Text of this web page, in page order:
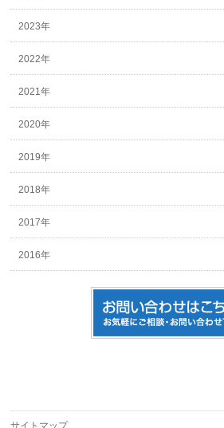
2023年
2022年
2021年
2020年
2019年
2018年
2017年
2016年
サイトマップ